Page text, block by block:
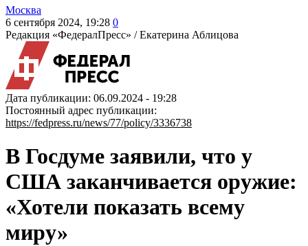
Москва
6 сентября 2024, 19:28 0
Редакция «ФедералПресс» /Екатерина Аблицова
Дата публикации: 06.09.2024 - 19:28
Постоянный адрес публикации:
https://fedpress.ru/news/77/policy/3336738
В Госдуме заявили, что у
США заканчивается оружие:
«Хотели показать всему
миру»